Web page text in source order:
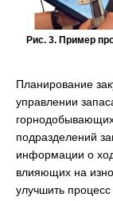
Рис. 3. Пример
Планирование
управлении
подразделений
информации о
влияющих на
улучшить